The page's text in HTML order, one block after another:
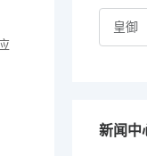
皇御
新闻中